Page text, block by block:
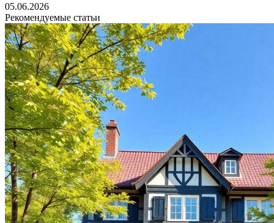
05.06.2026
Рекомендуемые статьи